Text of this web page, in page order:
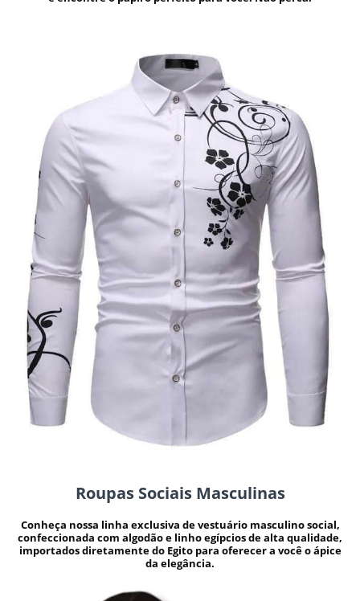
Roupas Sociais Masculinas
Conheça nossa linha exclusiva de vestuário masculino social,
confeccionada com algodão e linho egípcios de alta qualidade,
importados diretamente do Egito para oferecer a você o ápice
da elegância.